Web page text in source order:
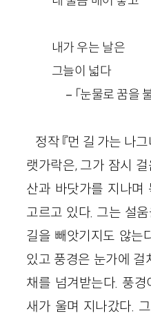
내가 우는 날은
그늘이 넓다
－「눈물로 꿈을
정작 『먼 길 가는 나
랫가락은, 그가 잠시
산과 바닷가를 지나며
고르고 있다. 그는 설
길을 빼앗기지도 않는
있고 풍경은 눈가에 걸
채를 넘겨받는다. 풍
새가 울며 지나갔다.